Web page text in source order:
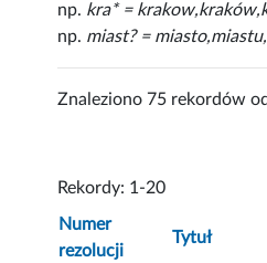
np. kra* =
np. miast? =
Znaleziono 75 rekordów
Rekordy: 1-20
Numer
rezolucji
Tytuł